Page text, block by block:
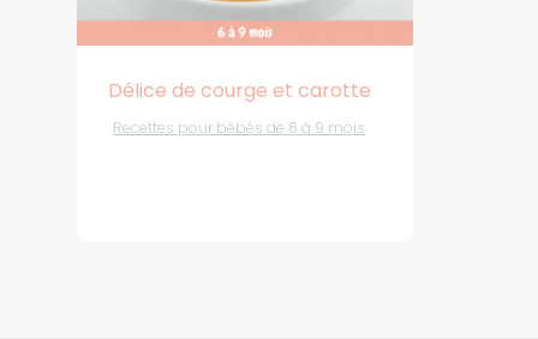
Délice de courge et carotte
Recettes pour bébés de 6 à 9 mois